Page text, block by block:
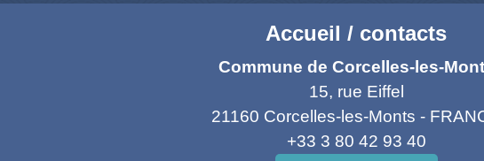
Accueil / contacts
Commune de Corcelles-les-
15, rue Eiffel
21160 Corcelles-les-Monts -
+33 3 80 42 93 40